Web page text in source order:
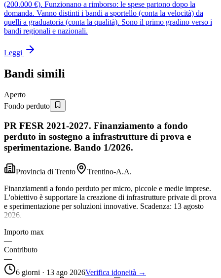
(200.000 €). Funzionano a rimborso: le spese partono dopo la
domanda. Vanno distinti i bandi a sportello (conta la velocità) da
quelli a graduatoria (conta la qualità). Sono il primo gradino verso i
bandi regionali e nazionali.
Leggi
Bandi simili
Aperto
Fondo perduto
PR FESR 2021-2027. Finanziamento a fondo
perduto in sostegno a infrastrutture di prova e
sperimentazione. Bando 1/2026.
Provincia di Trento
Trentino-A.A.
Finanziamenti a fondo perduto per micro, piccole e medie imprese.
L'obiettivo è supportare la creazione di infrastrutture private di prova
e sperimentazione per soluzioni innovative. Scadenza: 13 agosto
2026.
Importo max
—
Contributo
—
6 giorni · 13 ago 2026Verifica idoneità →